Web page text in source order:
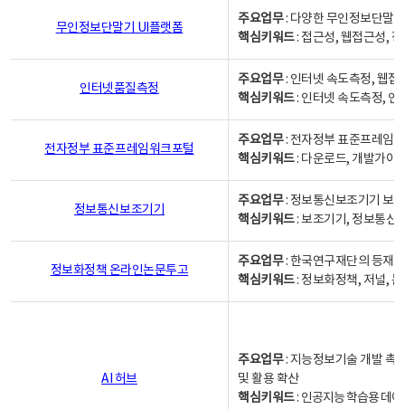
무인정보단말기 UI플랫폼
주요업무: 다양한 무인정보단말
핵심키워드: 접근성, 웹접근성,
인터넷품질측정
주요업무: 인터넷 속도측정, 웹접
핵심키워드: 인터넷 속도측정, 인
전자정부 표준프레임워크포털
주요업무: 전자정부 표준프레임
핵심키워드: 다운로드, 개발가이
정보통신보조기기
주요업무: 정보통신보조기기 보
핵심키워드: 보조기기, 정보통신
정보화정책 온라인논문투고
주요업무: 한국연구재단의 등재
핵심키워드: 정보화정책, 저널,
AI 허브
주요업무: 지능정보기술 개발 촉
및 활용 확산
핵심키워드: 인공지능 학습용 데